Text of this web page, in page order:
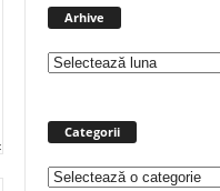
Arhive
Categorii
Categorii